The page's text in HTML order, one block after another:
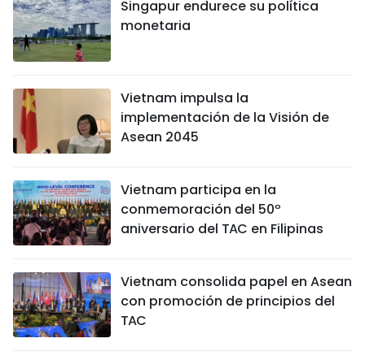
Singapur endurece su política
monetaria
Vietnam impulsa la
implementación de la Visión de
Asean 2045
Vietnam participa en la
conmemoración del 50º
aniversario del TAC en Filipinas
Vietnam consolida papel en Asean
con promoción de principios del
TAC